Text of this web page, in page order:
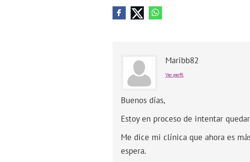
Maribb82
Ver perfil
Buenos días,
Estoy en proceso de intentar
Me dice mi clínica que ahora es
espera.